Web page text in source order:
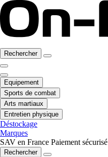
Rechercher
Equipement
Sports de combat
Arts martiaux
Entretien physique
Déstockage
Marques
SAV en France Paiement sécurisé
Rechercher